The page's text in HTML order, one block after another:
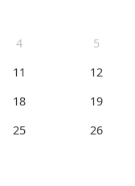
4 5
11 12
18 19
25 26